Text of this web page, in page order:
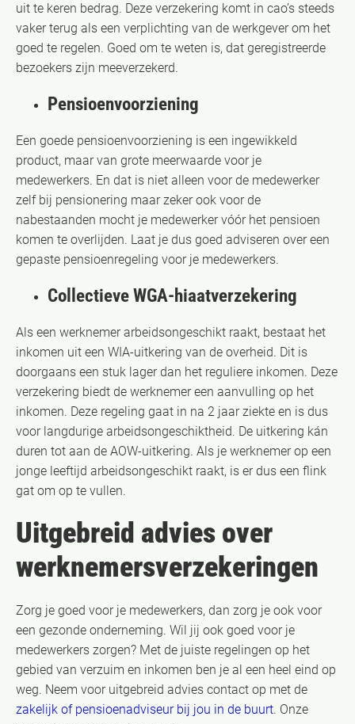
uit te keren bedrag. Deze verzekering komt in cao’s steeds
vaker terug als een verplichting van de werkgever om het
goed te regelen. Goed om te weten is, dat geregistreerde
bezoekers zijn meeverzekerd.
Pensioenvoorziening
Een goede pensioenvoorziening is een ingewikkeld
product, maar van grote meerwaarde voor je
medewerkers. En dat is niet alleen voor de medewerker
zelf bij pensionering maar zeker ook voor de
nabestaanden mocht je medewerker vóór het pensioen
komen te overlijden. Laat je dus goed adviseren over een
gepaste pensioenregeling voor je medewerkers.
Collectieve WGA-hiaatverzekering
Als een werknemer arbeidsongeschikt raakt, bestaat het
inkomen uit een WIA-uitkering van de overheid. Dit is
doorgaans een stuk lager dan het reguliere inkomen. Deze
verzekering biedt de werknemer een aanvulling op het
inkomen. Deze regeling gaat in na 2 jaar ziekte en is dus
voor langdurige arbeidsongeschiktheid. De uitkering kán
duren tot aan de AOW-uitkering. Als je werknemer op een
jonge leeftijd arbeidsongeschikt raakt, is er dus een flink
gat om op te vullen.
Uitgebreid advies over
werknemersverzekeringen
Zorg je goed voor je medewerkers, dan zorg je ook voor
een gezonde onderneming. Wil jij ook goed voor je
medewerkers zorgen? Met de juiste regelingen op het
gebied van verzuim en inkomen ben je al een heel eind op
weg. Neem voor uitgebreid advies contact op met de
zakelijk of pensioenadviseur bij jou in de buurt. Onze